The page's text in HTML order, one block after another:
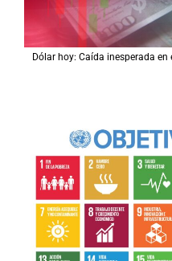
Dólar hoy: Caída inesperada